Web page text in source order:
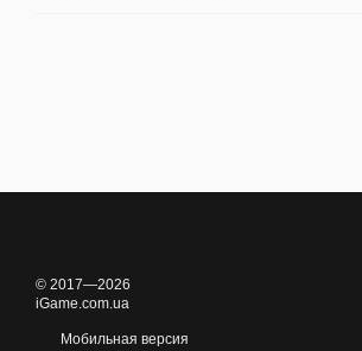
© 2017—2026
iGame.com.ua
Мобильная версия